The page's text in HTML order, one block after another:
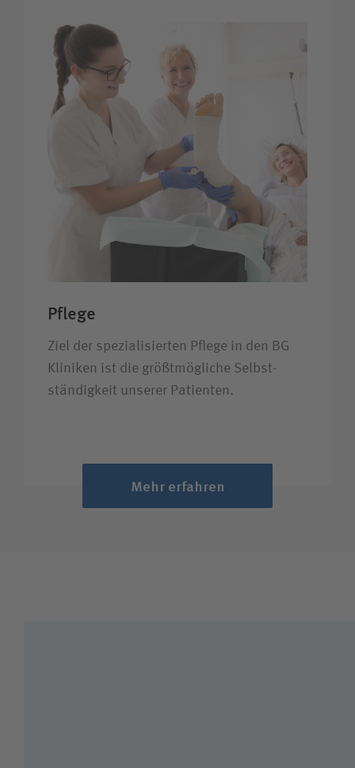
Pflege
Ziel der spezialisierten Pflege in den BG
Kliniken ist die größt­mögliche Selbst­
ständigkeit unserer Patienten.
Mehr erfahren